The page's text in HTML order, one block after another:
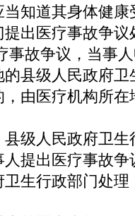
道其身体健康
出医疗事故争议
故争议，当事人
县级人民政府
由医疗机构所
人民政府卫生
提出医疗事故
生行政部门处理